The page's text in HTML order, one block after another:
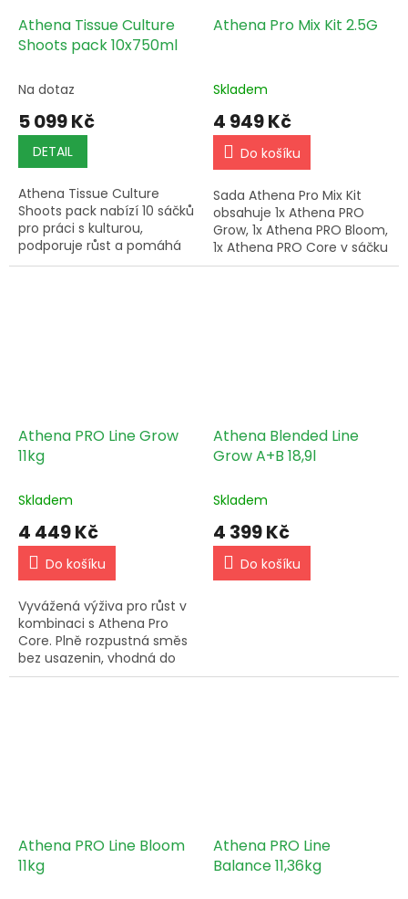
Athena Tissue Culture
Shoots pack 10x750ml
Na dotaz
5 099 Kč
DETAIL
Athena Tissue Culture
Shoots pack nabízí 10 sáčků
pro práci s kulturou,
podporuje růst a pomáhá
udržet sterilní postup při
Athena Pro Mix Kit 2.5G
Skladem
4 949 Kč
Do košíku
Sada Athena Pro Mix Kit
obsahuje 1x Athena PRO
Grow, 1x Athena PRO Bloom,
1x Athena PRO Core v sáčku
po 2.2 kg a 3 samostatné
Athena PRO Line Grow
11kg
Skladem
4 449 Kč
Do košíku
Vyvážená výživa pro růst v
kombinaci s Athena Pro
Core. Plně rozpustná směs
bez usazenin, vhodná do
nádrží i dávkovacích
Athena Blended Line
Grow A+B 18,9l
Skladem
4 399 Kč
Do košíku
Athena PRO Line Bloom
11kg
Athena PRO Line
Balance 11,36kg